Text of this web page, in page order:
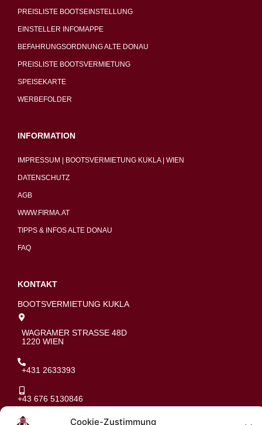
Cookie-Zustimmung
PREISLISTE BOOTSEINSTELLUNG
EINSTELLER INFOMAPPE
BEFAHRUNGSORDNUNG ALTE DONAU
PREISLISTE BOOTSVERMIETUNG
SPEISEKARTE
WERBEFOLDER
INFORMATION
IMPRESSUM | BOOTSVERMIETUNG KUKLA | WIEN
DATENSCHUTZ
AGB
WWW.FIRMA.AT
TIPPS & INFOS ALTE DONAU
FAQ
KONTAKT
BOOTSVERMIETUNG KUKLA
WAGRAMER STRASSE 48D
1220 WIEN
+431 2633393
+43 676 5130846